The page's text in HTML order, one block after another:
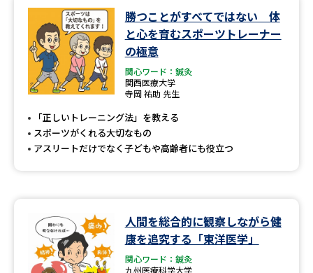
勝つことがすべてではない 体
と心を育むスポーツトレーナー
の極意
関心ワード：鍼灸
関西医療大学
寺岡 祐助 先生
「正しいトレーニング法」を教える
スポーツがくれる大切なもの
アスリートだけでなく子どもや高齢者にも役立つ
人間を総合的に観察しながら健
康を追究する「東洋医学」
関心ワード：鍼灸
九州医療科学大学